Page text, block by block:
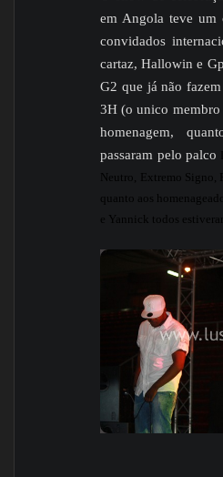
em Angola teve um
convidados
cartaz, Hallowin e
G2 que já não
3H (o unico membro
homenagem,
passaram pelo palco
Neutro, Extremo Signo,
quanto aos
e Yannick todos